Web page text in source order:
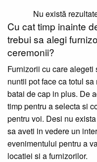
Nu există
Cu cat timp inainte
trebui sa alegi
ceremonii?
Furnizorii cu care
nuntii pot face ca totul
batai de cap in plus. De
timp pentru a selecta si
pentru voi. Desi nu
sa aveti in vedere un
evenimentului pentru a
locatiei si a furnizorilor.